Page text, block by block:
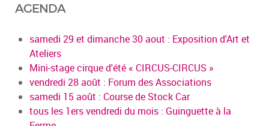
AGENDA
samedi 29 et dimanche 30 aout : Exposition d'Art et
Ateliers
Mini-stage cirque d'été « CIRCUS-CIRCUS »
vendredi 28 août : Forum des Associations
samedi 15 août : Course de Stock Car
tous les 1ers vendredi du mois : Guinguette à la